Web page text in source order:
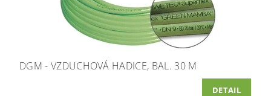
DGM - VZDUCHOVÁ HADICE, BAL. 30 M
DETAIL